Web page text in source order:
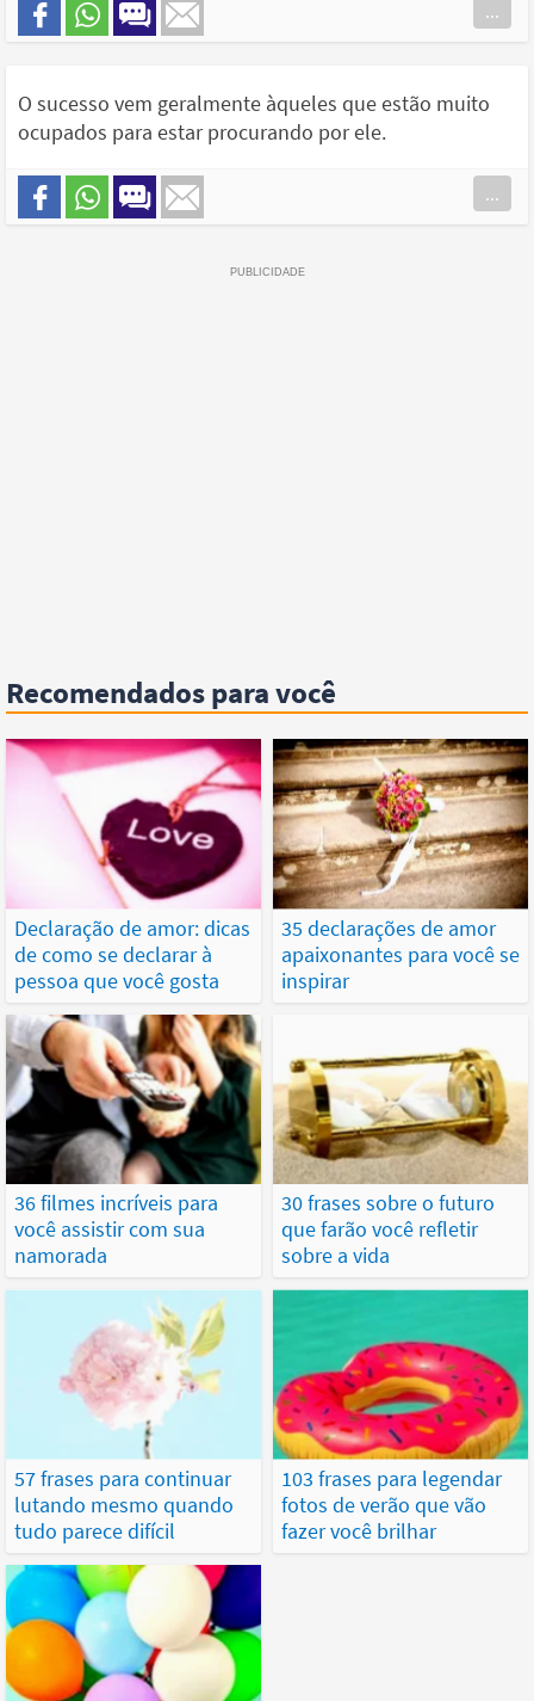
...
O sucesso vem geralmente àqueles que estão muito
ocupados para estar procurando por ele.
...
Recomendados para você
Declaração de amor: dicas
de como se declarar à
pessoa que você gosta
35 declarações de amor
apaixonantes para você se
inspirar
36 filmes incríveis para
você assistir com sua
namorada
30 frases sobre o futuro
que farão você refletir
sobre a vida
57 frases para continuar
lutando mesmo quando
tudo parece difícil
103 frases para legendar
fotos de verão que vão
fazer você brilhar